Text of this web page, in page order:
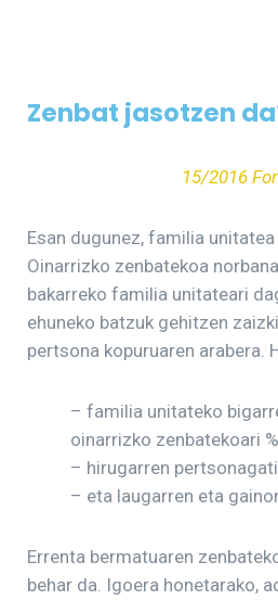
Zenbat jasotzen
15/2016
Esan dugunez, familia
Oinarrizko zenbatekoa
bakarreko familia unitateari
ehuneko batzuk gehitzen
pertsona kopuruaren arabera.
– familia unitateko
oinarrizko zenbatekoari
– hirugarren
– eta laugarren eta
Errenta bermatuaren
behar da. Igoera honetarako,